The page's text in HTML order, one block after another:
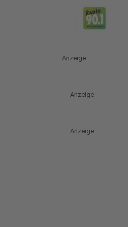
Anzeige
Anzeige
Anzeige